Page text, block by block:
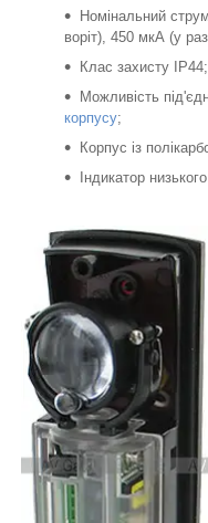
Номінальний
воріт), 450 мкА (у
Клас захисту IP44;
Можливість
корпусу;
Корпус із
Індикатор